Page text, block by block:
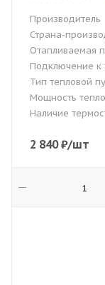
Производитель
Страна-
Отапливаемая
Подключение к
Тип тепловой
Мощность
Наличие
2 840₽/шт